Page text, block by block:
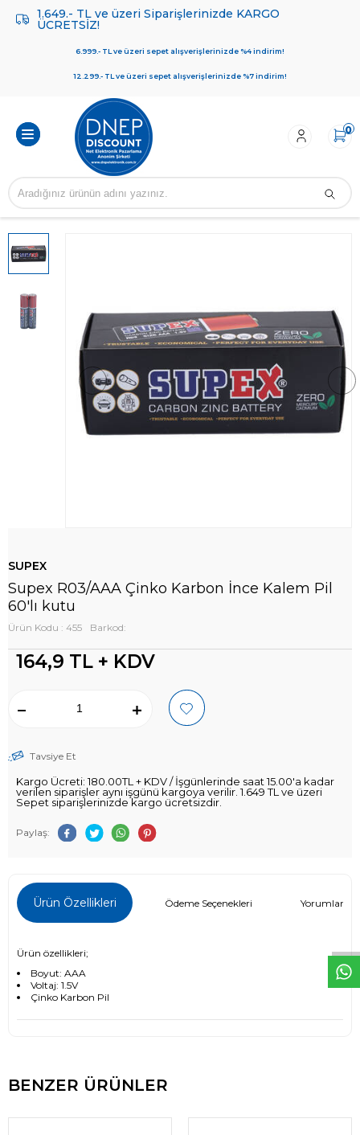
W
h
t
s
a
p
p
D
e
s
e
H
a
t
t
1.649.- TL ve üzeri Siparişlerinizde KARGO
ÜCRETSİZ!
6.999.- TL ve üzeri sepet alışverişlerinizde %4 indirim!
12.299.- TL ve üzeri sepet alışverişlerinizde %7 indirim!
0
SUPEX
Supex R03/AAA Çinko Karbon İnce Kalem Pil
60'lı kutu
Ürün Kodu : 455 Barkod:
164,9 TL + KDV
Tavsiye Et
Kargo Ücreti: 180.00TL + KDV / İşgünlerinde saat 15.00'a kadar
verilen siparişler aynı işgünü kargoya verilir. 1.649 TL ve üzeri
Sepet siparişlerinizde kargo ücretsizdir.
Paylaş:
Ürün Özellikleri Ödeme Seçenekleri Yorumlar (0)
Ürün özellikleri;
Boyut: AAA
Voltaj: 1.5V
Çinko Karbon Pil
BENZER ÜRÜNLER